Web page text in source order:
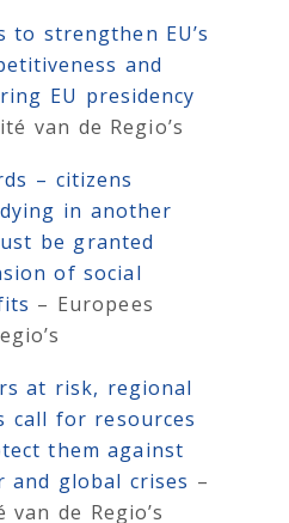
to strengthen EU’s
and
EU presidency
van de Regio’s
– citizens
in another
be granted
of social
– Europees
at risk, regional
call for resources
them against
and global crises –
van de Regio’s